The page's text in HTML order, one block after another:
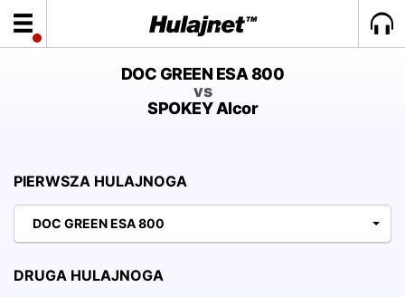
DOC GREEN ESA 800
vs
SPOKEY Alcor
PIERWSZA HULAJNOGA
DOC GREEN ESA 800
DRUGA HULAJNOGA